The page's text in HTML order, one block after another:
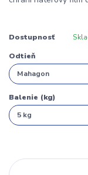
Dostupnosť
Odtieň
Balenie (kg)